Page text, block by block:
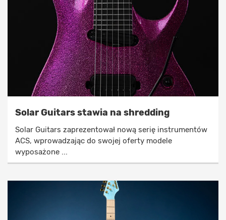
Solar Guitars stawia na shredding
Solar Guitars zaprezentował nową serię instrumentów
ACS, wprowadzając do swojej oferty modele
wyposażone ...